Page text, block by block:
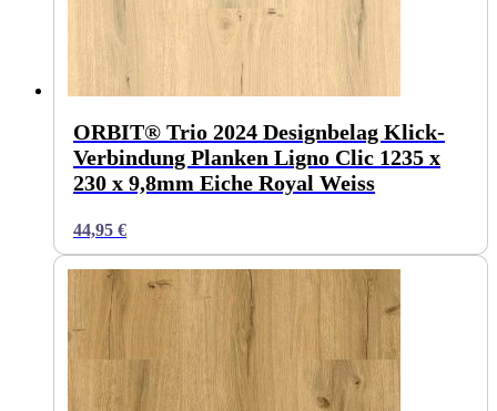
ORBIT® Trio 2024 Designbelag Klick-
Verbindung Planken Ligno Clic 1235 x
230 x 9,8mm Eiche Royal Weiss
44,95 €